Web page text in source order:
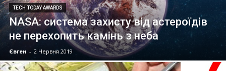
TECH TODAY AWARDS
NASA: система захисту від астероїдів
не перехопить камінь з неба
Євген - 2 Червня 2019